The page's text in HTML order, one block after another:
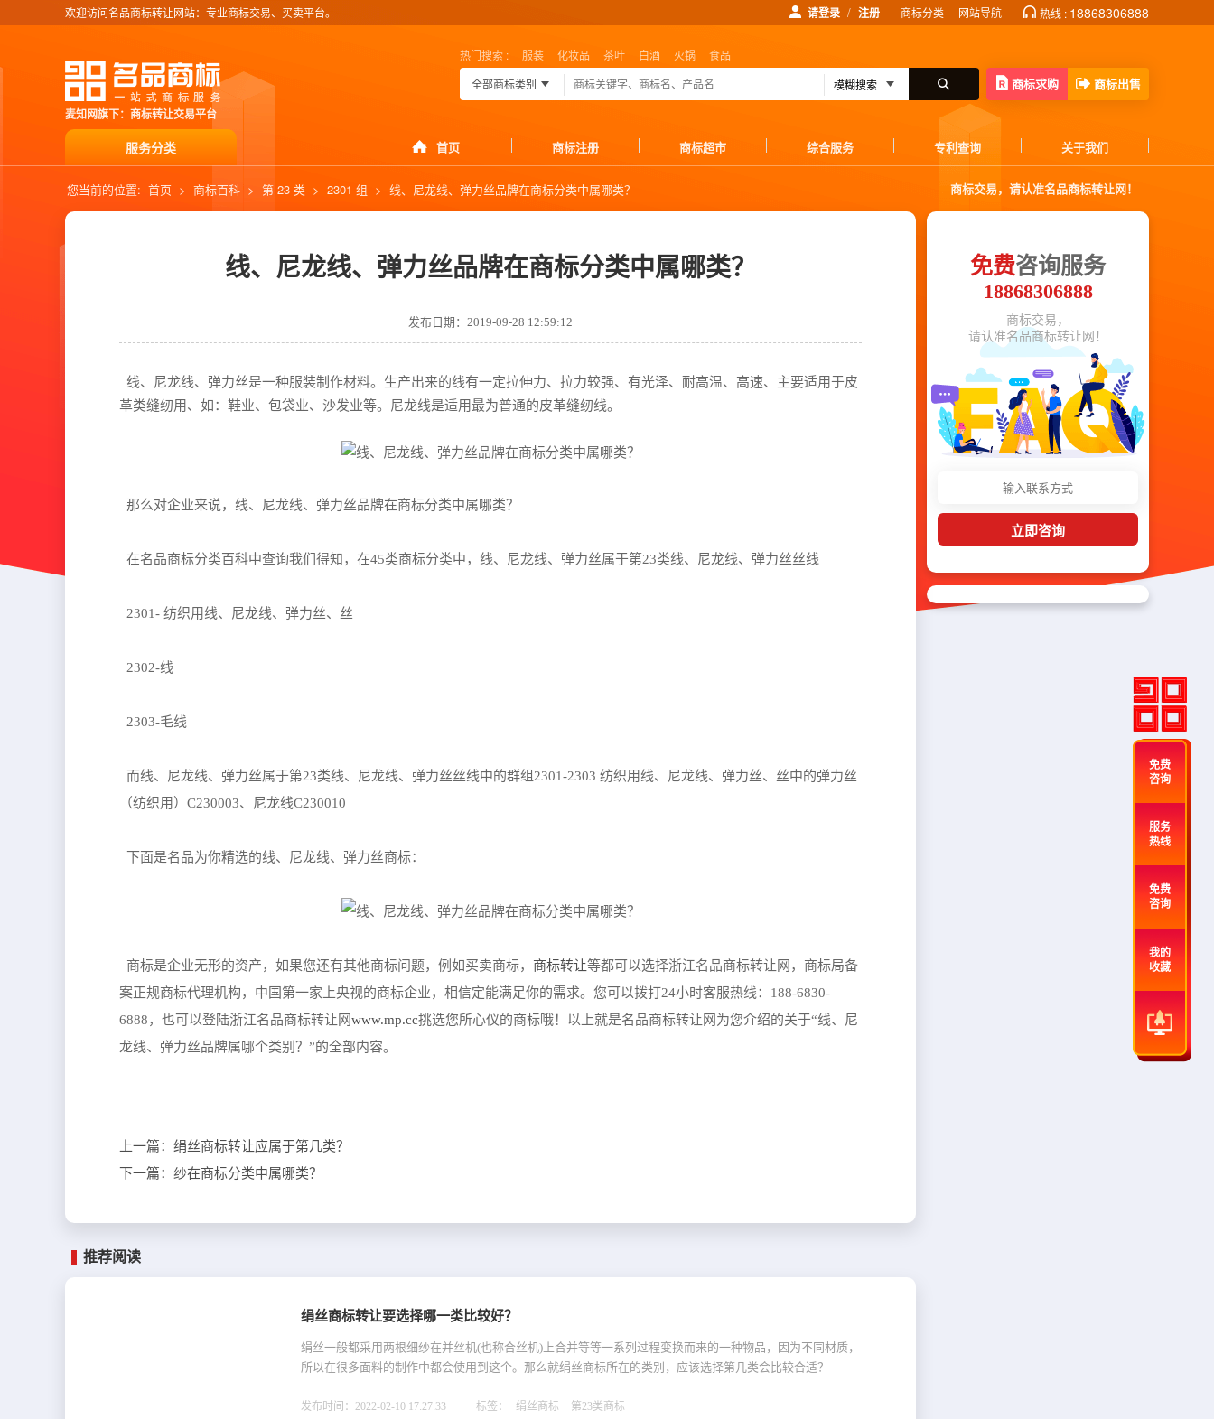
欢迎访问名品商标转让网站：专业商标交易、买卖平台。 请登录 / 注册 商标分类 网站导航 热线 : 18868306888
麦知网旗下：商标转让交易平台
热门搜索 : 服装 化妆品 茶叶 白酒 火锅
食品
全部商标类别
商标求购 商标出售
服务分类 首页 商标注册 商标超市 综合服务 专利查询 关于我们
您当前的位置: 首页 > 商标百科 > 第 23 类 > 2301 组 > 线、尼龙线、弹力丝品牌在商标分类中属哪类？ 商标交易，请认准名品商标转让网！
线、尼龙线、弹力丝品牌在商标分类中属哪类？
发布日期：2019-09-28 12:59:12
线、尼龙线、弹力丝是一种服装制作材料。生产出来的线有一定拉伸力、拉力较强、有光泽、耐高温、高速、主要适用于皮
革类缝纫用、如：鞋业、包袋业、沙发业等。尼龙线是适用最为普通的皮革缝纫线。
那么对企业来说，线、尼龙线、弹力丝品牌在商标分类中属哪类？
在名品商标分类百科中查询我们得知，在45类商标分类中，线、尼龙线、弹力丝属于第23类线、尼龙线、弹力丝丝线
2301- 纺织用线、尼龙线、弹力丝、丝
2302-线
2303-毛线
而线、尼龙线、弹力丝属于第23类线、尼龙线、弹力丝丝线中的群组2301-2303 纺织用线、尼龙线、弹力丝、丝中的弹力丝
（纺织用）C230003、尼龙线C230010
下面是名品为你精选的线、尼龙线、弹力丝商标：
商标是企业无形的资产，如果您还有其他商标问题，例如买卖商标， 商标转让等都可以选择浙江名品商标转让网，商标局备
案正规商标代理机构，中国第一家上央视的商标企业，相信定能满足你的需求。您可以拨打24小时客服热线：188-6830-
6888，也可以登陆浙江名品商标转让网www.mp.cc挑选您所心仪的商标哦！以上就是名品商标转让网为您介绍的关于“线、尼
龙线、弹力丝品牌属哪个类别？”的全部内容。
上一篇： 绢丝商标转让应属于第几类？
下一篇： 纱在商标分类中属哪类？
绢丝商标转让要选择哪一类比较好？
绢丝一般都采用两根细纱在并丝机(也称合丝机)上合并等等一系列过程变换而来的一种物品，因为不同材质，
所以在很多面料的制作中都会使用到这个。那么就绢丝商标所在的类别，应该选择第几类会比较合适？
发布时间：2022-02-10 17:27:33 标签： 绢丝商标 第23类商标
推荐阅读
免费咨询服务
18868306888
商标交易，
请认准名品商标转让网！
立即咨询
免费
咨询
服务
热线
免费
咨询
我的
收藏